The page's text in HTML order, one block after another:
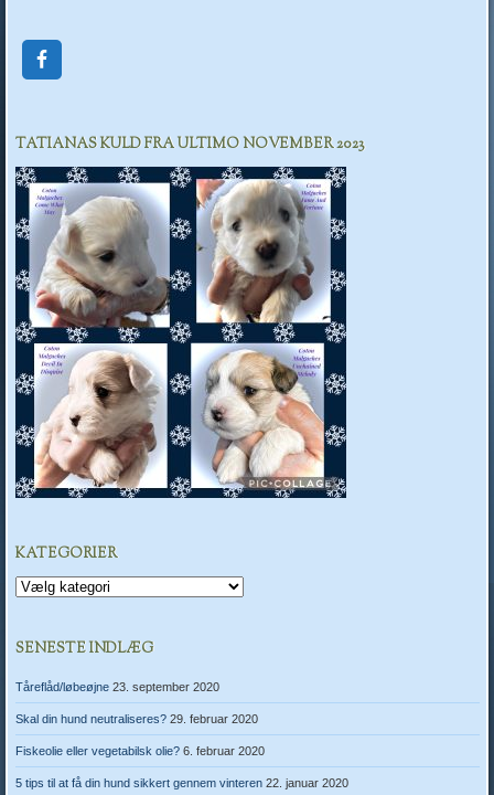
TATIANAS KULD FRA ULTIMO NOVEMBER 2023
KATEGORIER
Kategorier
SENESTE INDLÆG
Tåreflåd/løbeøjne 23. september 2020
Skal din hund neutraliseres? 29. februar 2020
Fiskeolie eller vegetabilsk olie? 6. februar 2020
5 tips til at få din hund sikkert gennem vinteren 22. januar 2020